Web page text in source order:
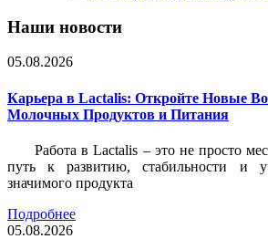
Наши новости
05.08.2026
Карьера в Lactalis: Откройте Новые
Молочных Продуктов и Питания
Работа в Lactalis – это не просто
путь к развитию, стабильности и
значимого продукта
Подробнее
05.08.2026